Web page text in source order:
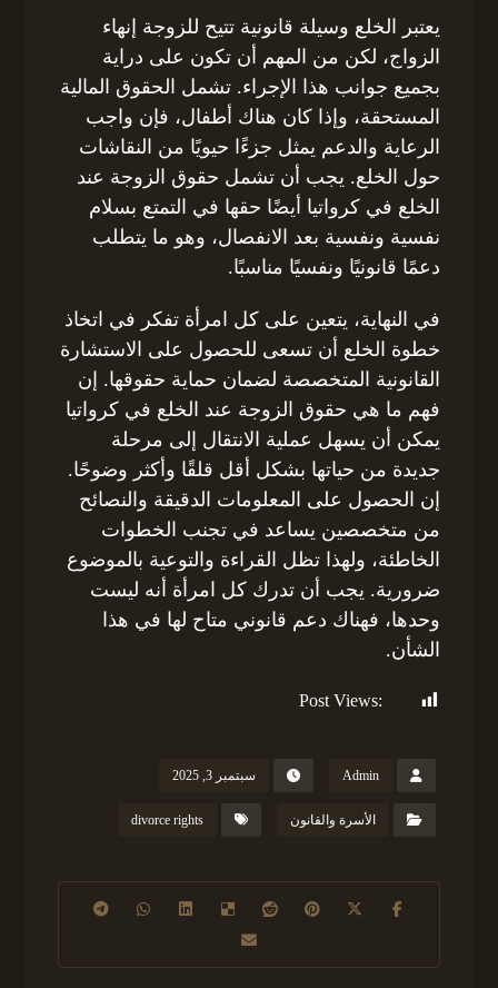
يعتبر الخلع وسيلة قانونية تتيح للزوجة إنهاء
الزواج، لكن من المهم أن تكون على دراية
بجميع جوانب هذا الإجراء. تشمل الحقوق المالية
المستحقة، وإذا كان هناك أطفال، فإن واجب
الرعاية والدعم يمثل جزءًا حيويًا من النقاشات
حول الخلع. يجب أن تشمل حقوق الزوجة عند
الخلع في كرواتيا أيضًا حقها في التمتع بسلام
نفسية ونفسية بعد الانفصال، وهو ما يتطلب
دعمًا قانونيًا ونفسيًا مناسبًا.
في النهاية، يتعين على كل امرأة تفكر في اتخاذ
خطوة الخلع أن تسعى للحصول على الاستشارة
القانونية المتخصصة لضمان حماية حقوقها. إن
فهم ما هي حقوق الزوجة عند الخلع في كرواتيا
يمكن أن يسهل عملية الانتقال إلى مرحلة
جديدة من حياتها بشكل أقل قلقًا وأكثر وضوحًا.
إن الحصول على المعلومات الدقيقة والنصائح
من متخصصين يساعد في تجنب الخطوات
الخاطئة، ولهذا تظل القراءة والتوعية بالموضوع
ضرورية. يجب أن تدرك كل امرأة أنه ليست
وحدها، فهناك دعم قانوني متاح لها في هذا
الشأن.
Post Views:
Admin سبتمبر 3, 2025
الأسرة والقانون divorce rights